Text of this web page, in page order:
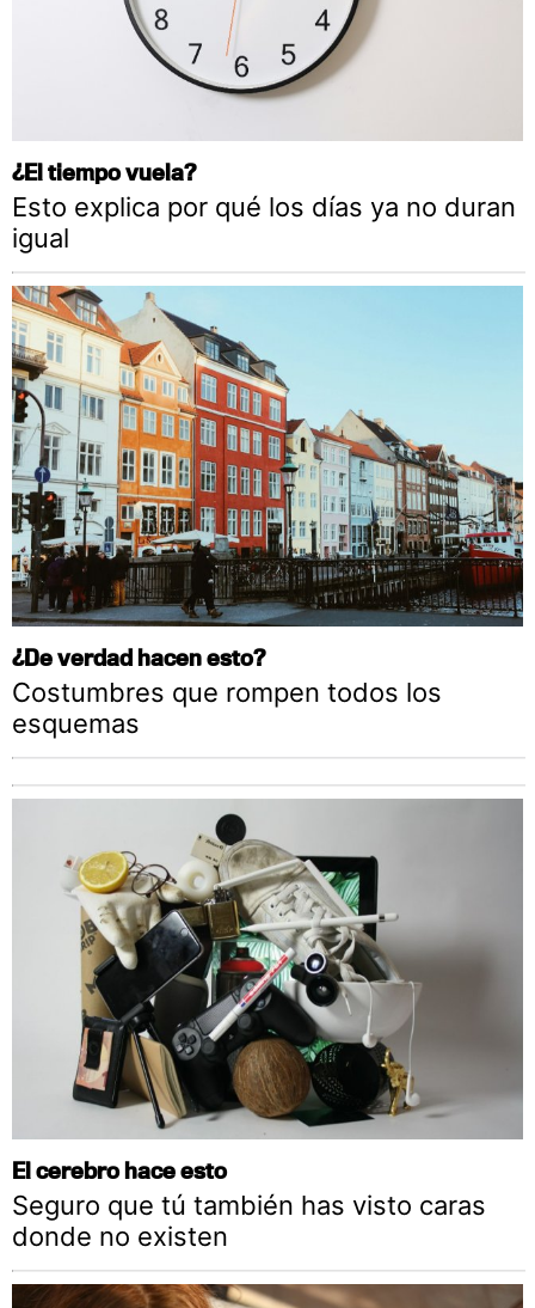
¿El tiempo vuela?
Esto explica por qué los días ya no duran
igual
¿De verdad hacen esto?
Costumbres que rompen todos los
esquemas
El cerebro hace esto
Seguro que tú también has visto caras
donde no existen